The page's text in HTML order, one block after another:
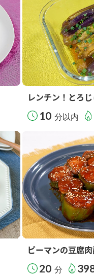
レンチン！とろ
10 分以内
ピーマンの豆腐
20 分